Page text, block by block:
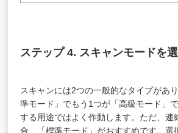
ステップ 4. スキャンモードを
スキャンには2つの一般的なタイプがあ
準モード」でもう1つが「高級モード」
する用途ではよく作動します。ただ、連
合、「標準モード」がおすすめです。選